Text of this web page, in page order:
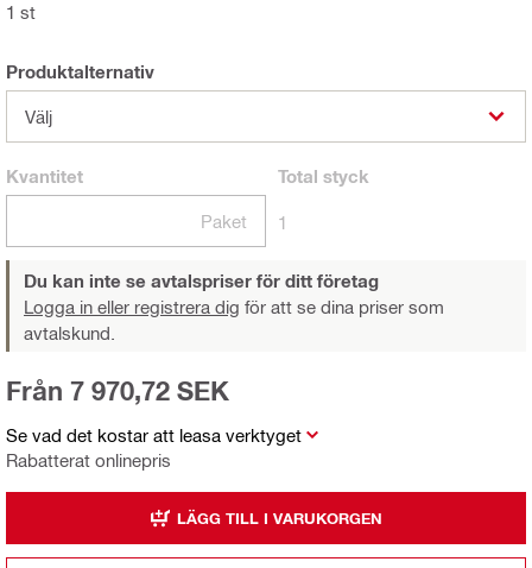
1 st
Produktalternativ
Välj
Kvantitet
Paket
Total styck
1
Du kan inte se avtalspriser för ditt företag
Logga in eller registrera dig för att se dina priser som
avtalskund.
Se vad det kostar att leasa verktyget
Rabatterat onlinepris
Från 7 970,72 SEK
LÄGG TILL I VARUKORGEN